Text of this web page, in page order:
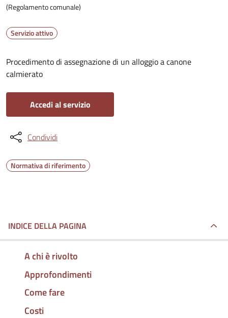
(Regolamento comunale)
Servizio attivo
Procedimento di assegnazione di un alloggio a canone
calmierato
Accedi al servizio
Condividi
Normativa di riferimento
INDICE DELLA PAGINA
A chi è rivolto
Approfondimenti
Come fare
Costi